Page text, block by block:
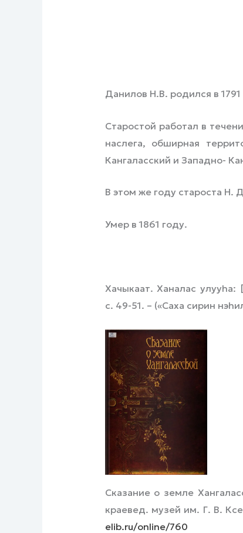
Данилов Н.В. родился в
Старостой работал в
наслега, обширная
Кангаласский и Западно-
В этом же году староста Н.
Умер в 1861 году.
Хачыкаат. Ханалас
с. 49-51. – («Саха сирин
Сказание о земле
краевед. музей им. Г. В.
elib.ru/online/760